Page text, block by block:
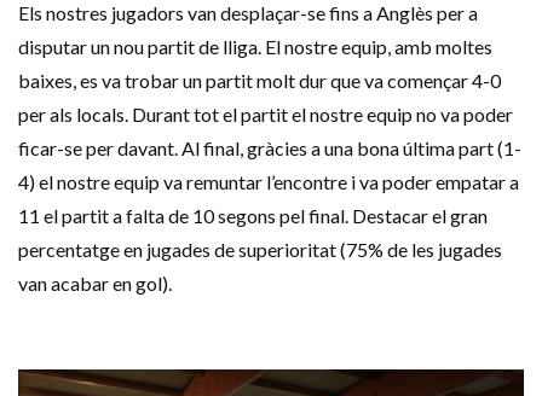
Els nostres jugadors vandesplaçar-sefins a Anglès per a
disputar unnoupartitde lliga . Elnostreequip amb moltes
baixes , es vatrobarunpartitmoltdurque vacomençar4-0
perals locals . Duranttotelpartitelnostreequip novapoder
ficar-se perdavant . Al final, gràcies a una bona últimapart(1-
4) elnostreequip varemuntar l’encontre ivapoder empatar a
11 elpartita falta de 10 segons pel final. Destacar el gran
percentatge en jugades de superioritat (75% de les jugades
van acabar en gol)